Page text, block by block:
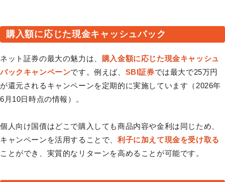
購入額に応じた現金キャッシュバック
ネット証券の最大の魅力は、
購入金額に応じた現金キャッシュ
バックキャンペーンです。例えば、 SBI証券では最大で25万円
が還元されるキャンペーンを定期的に実施しています（2026年
6月10日時点の情報）。
個人向け国債はどこで購入しても商品内容や金利は同じため、
キャンペーンを活用することで、 利子に加えて現金を受け取る
ことができ、実質的なリターンを高めることが可能です。